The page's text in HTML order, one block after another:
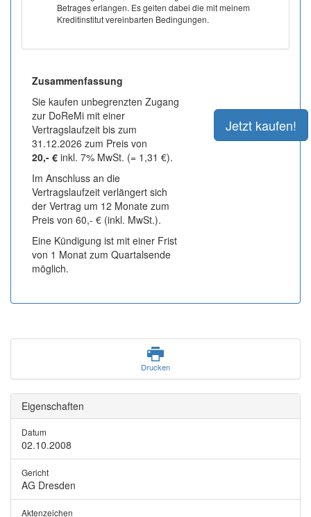
Betrages erlangen. Es gelten dabei die mit meinem
Kreditinstitut vereinbarten Bedingungen.
Zusammenfassung
Sie kaufen unbegrenzten Zugang
zur DoReMi mit einer
Vertragslaufzeit bis zum
31.12.2026 zum Preis von
20,- € inkl. 7% MwSt. (= 1,31 €).
Im Anschluss an die
Vertragslaufzeit verlängert sich
der Vertrag um 12 Monate zum
Preis von 60,- € (inkl. MwSt.).
Eine Kündigung ist mit einer Frist
von 1 Monat zum Quartalsende
möglich.
Drucken
Eigenschaften
Datum
02.10.2008
Gericht
AG Dresden
Aktenzeichen